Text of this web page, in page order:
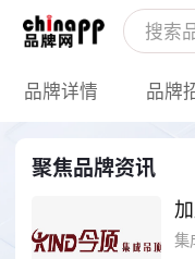
品牌详情 品牌
聚焦品牌资讯